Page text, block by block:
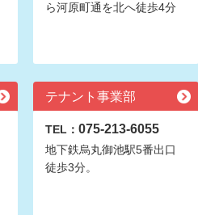
ら河原町通を北へ徒歩4分
テナント事業部
TEL： 075-213-6055
地下鉄烏丸御池駅5番出口
徒歩3分。